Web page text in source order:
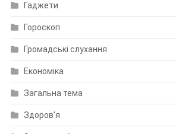
Гаджети
Гороскоп
Громадські слухання
Економіка
Загальна тема
Здоров'я